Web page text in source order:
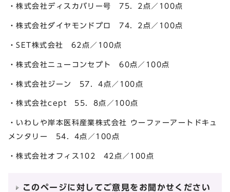
・株式会社ディスカバリー号 75．2点／100点
・株式会社ダイヤモンドプロ 74．2点／100点
・SET株式会社 62点／100点
・株式会社ニューコンセプト 60点／100点
・株式会社ジーン 57．4点／100点
・株式会社cept 55．8点／100点
・いわしや岸本医科産業株式会社 ウーファーアートドキュ
メンタリー 54．4点／100点
・株式会社オフィス102 42点／100点
このページに対してご意見をお聞かせください